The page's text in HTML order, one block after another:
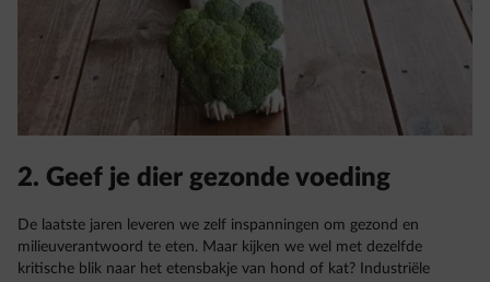
2. Geef je dier gezonde voeding
De laatste jaren leveren we zelf inspanningen om gezond en
milieuverantwoord te eten. Maar kijken we wel met dezelfde
kritische blik naar het etensbakje van hond of kat? Industriële